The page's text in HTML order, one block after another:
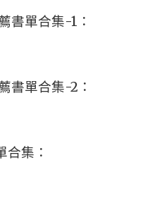
書單合集-1：
書單合集-2：
合集：